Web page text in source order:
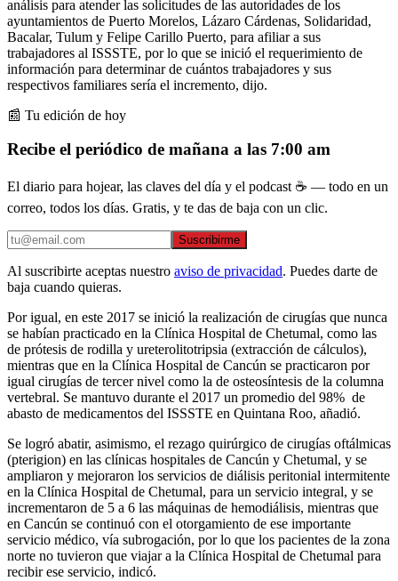
análisis para atender las solicitudes de las autoridades de los
ayuntamientos de Puerto Morelos, Lázaro Cárdenas, Solidaridad,
Bacalar, Tulum y Felipe Carillo Puerto, para afiliar a sus
trabajadores al ISSSTE, por lo que se inició el requerimiento de
información para determinar de cuántos trabajadores y sus
respectivos familiares sería el incremento, dijo.
📰 Tu edición de hoy
Recibe el periódico de mañana a las 7:00 am
El diario para hojear, las claves del día y el podcast ☕ — todo en un
correo, todos los días. Gratis, y te das de baja con un clic.
Suscribirme
Al suscribirte aceptas nuestro aviso de privacidad. Puedes darte de
baja cuando quieras.
Por igual, en este 2017 se inició la realización de cirugías que nunca
se habían practicado en la Clínica Hospital de Chetumal, como las
de prótesis de rodilla y ureterolitotripsia (extracción de cálculos),
mientras que en la Clínica Hospital de Cancún se practicaron por
igual cirugías de tercer nivel como la de osteosíntesis de la columna
vertebral. Se mantuvo durante el 2017 un promedio del 98% de
abasto de medicamentos del ISSSTE en Quintana Roo, añadió.
Se logró abatir, asimismo, el rezago quirúrgico de cirugías oftálmicas
(pterigion) en las clínicas hospitales de Cancún y Chetumal, y se
ampliaron y mejoraron los servicios de diálisis peritonial intermitente
en la Clínica Hospital de Chetumal, para un servicio integral, y se
incrementaron de 5 a 6 las máquinas de hemodiálisis, mientras que
en Cancún se continuó con el otorgamiento de ese importante
servicio médico, vía subrogación, por lo que los pacientes de la zona
norte no tuvieron que viajar a la Clínica Hospital de Chetumal para
recibir ese servicio, indicó.